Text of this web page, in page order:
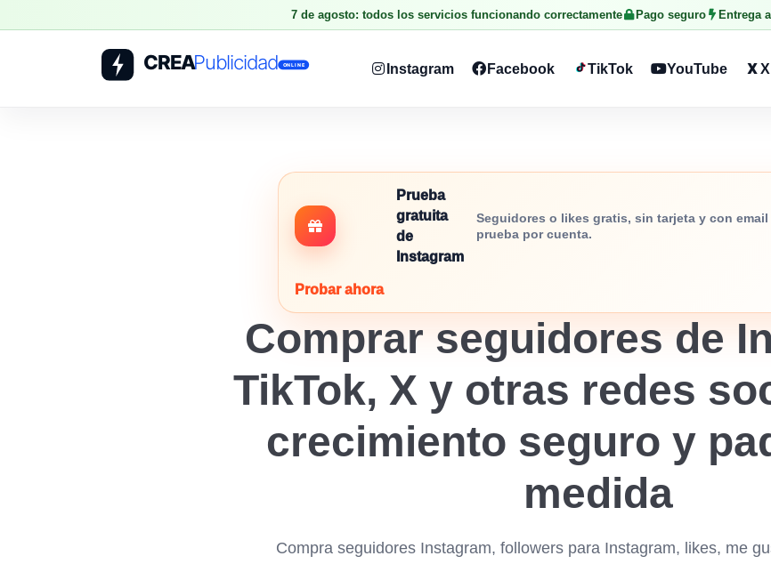
7 de agosto: todos los servicios funcionando correctamente Pago seguro Entrega
Instagram Facebook TikTok YouTube
Comprar seguidores de
TikTok, X y otras redes
crecimiento seguro y
medida
Compra seguidores Instagram, followers para Instagram, likes, me
Prueba
gratuita
de
Instagram
Seguidores o likes gratis, sin tarjeta y con
prueba por cuenta.
Probar ahora